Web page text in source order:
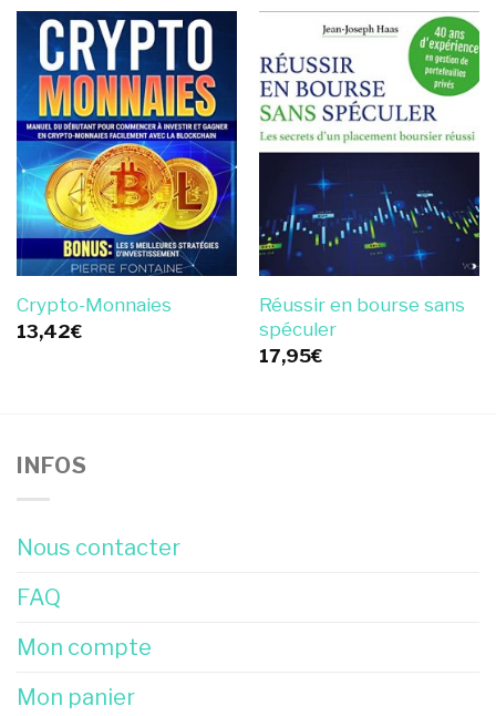
Crypto-Monnaies
13,42€
Réussir en bourse sans
spéculer
17,95€
INFOS
Nous contacter
FAQ
Mon compte
Mon panier